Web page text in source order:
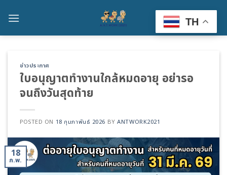
ข่าวประกาศ
ใบอนุญาตทำงานใกล้หมดอายุ อย่ารอ
จนถึงวันสุดท้าย
POSTED ON 18 กุมภาพันธ์ 2026 BYANTWORK2021
18
ก.พ.
TH